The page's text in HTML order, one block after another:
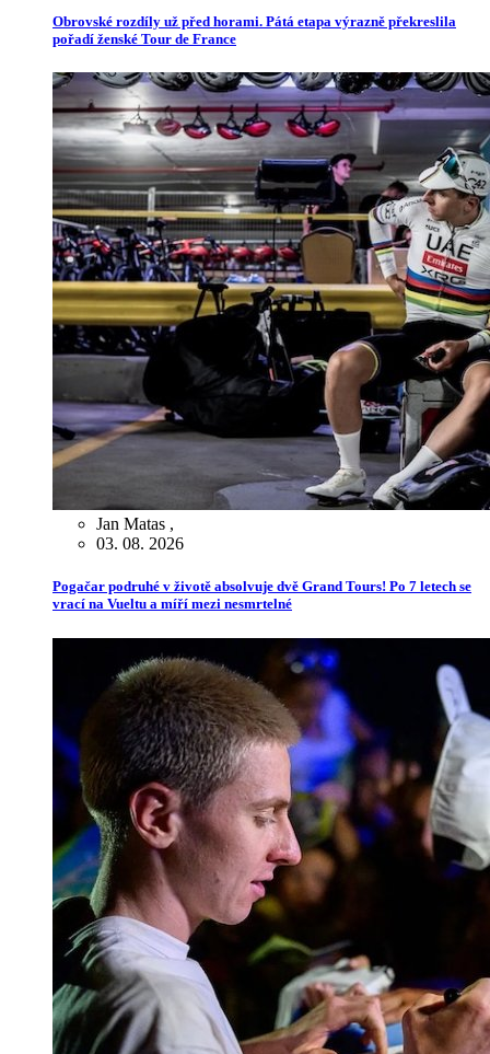
Obrovské rozdíly už před horami. Pátá etapa výrazně překreslila
pořadí ženské Tour de France
Jan Matas ,
03. 08. 2026
Pogačar podruhé v životě absolvuje dvě Grand Tours! Po 7 letech se
vrací na Vueltu a míří mezi nesmrtelné